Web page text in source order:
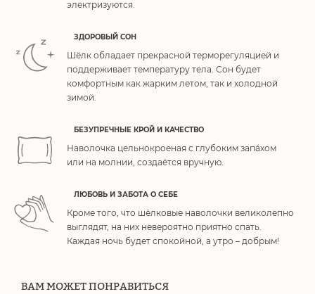
электризуются.
ЗДОРОВЫЙ СОН
Шёлк обладает прекрасной терморегуляцией и
поддерживает температуру тела. Сон будет
комфортным как жарким летом, так и холодной
зимой.
БЕЗУПРЕЧНЫЕ КРОЙ И КАЧЕСТВО
Наволочка цельнокроеная с глубоким запа́хом
или на молнии, создаётся вручную.
ЛЮБОВЬ И ЗАБОТА О СЕБЕ
Кроме того, что шёлковые наволочки великолепно
выглядят, на них невероятно приятно спать.
Каждая ночь будет спокойной, а утро – добрым!
ВАМ МОЖЕТ ПОНРАВИТЬСЯ